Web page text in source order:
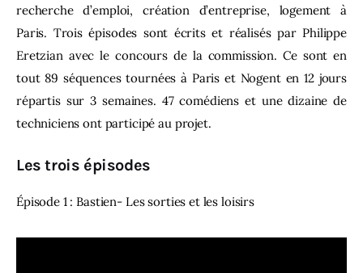
recherche d’emploi, création d’entreprise, logement à
Paris. Trois épisodes sont écrits et réalisés par Philippe
Eretzian avec le concours de la commission. Ce sont en
tout 89 séquences tournées à Paris et Nogent en 12 jours
répartis sur 3 semaines. 47 comédiens et une dizaine de
techniciens ont participé au projet.
Les trois épisodes
Épisode 1 : Bastien- Les sorties et les loisirs